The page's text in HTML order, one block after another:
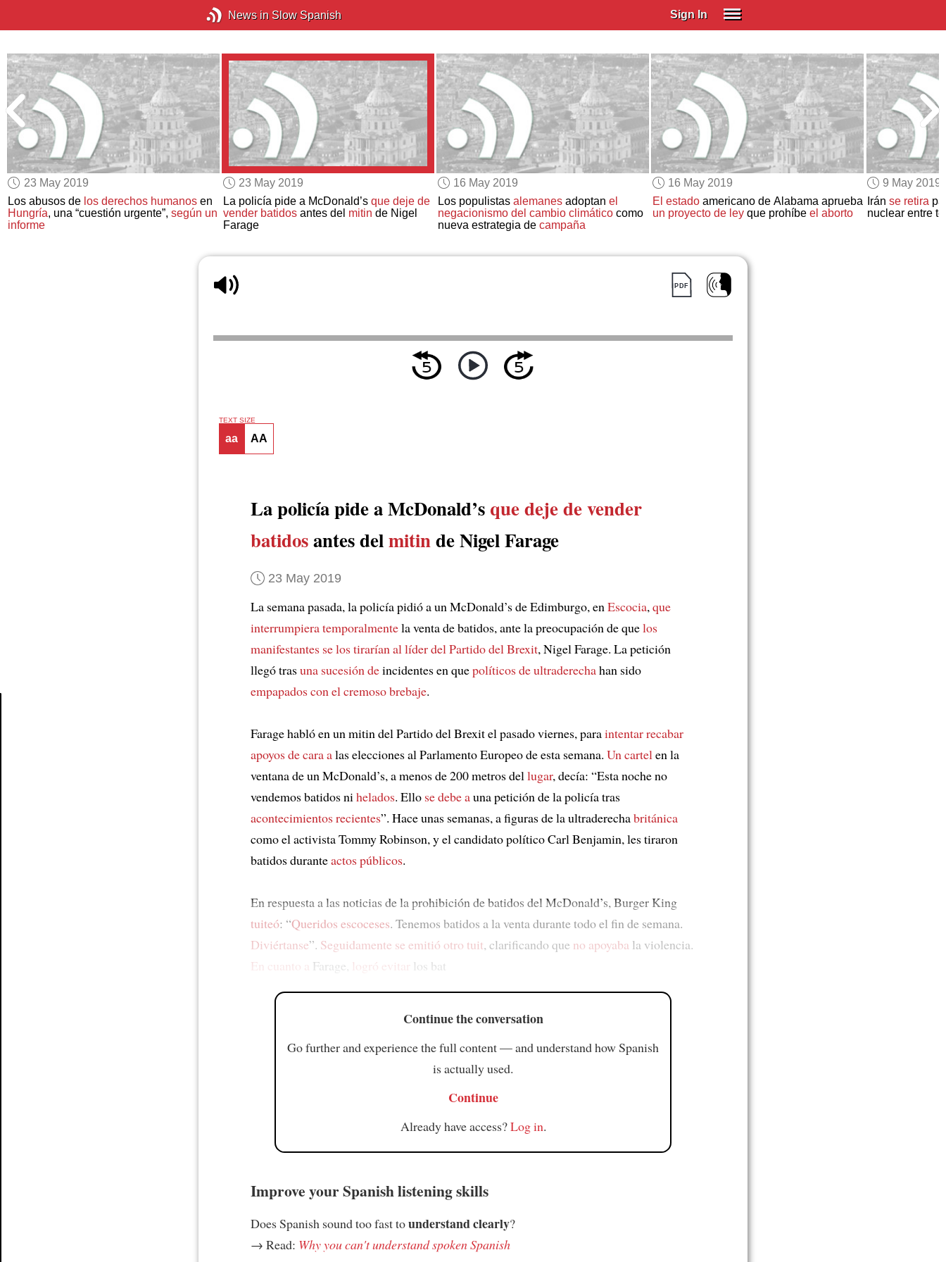
News in Slow Spanish Sign In
Spanish (Spain)
Spanish (Latino)
SUBSCRIBE
EDUCATIONAL LICENSES
GIFT CARDS
OTHER LANGUAGES
ABOUT US
23 May 2019
Los abusos de los derechos humanos en
Hungría, una “cuestión urgente”,según un
informe
23 May 2019
La policía pide a McDonald’s que deje de
vender batidosantes del mitin de Nigel
Farage
16 May 2019
Los populistas alemanesadoptan el
negacionismo del cambio climáticocomo
nueva estrategia de campaña
16 May 2019
El estadoamericano de Alabama aprueba
un proyecto de leyque prohíbe el aborto
9 May 2019
Iránse retira
nuclear entre
TEXT SIZE
aa AA
La policía pide a McDonald’s que deje de vender
batidosantes delmitinde Nigel Farage
23 May 2019
La semana pasada, la policía pidió a un McDonald’s de Edimburgo, enEscocia,que
interrumpiera temporalmentela venta de batidos, ante la preocupación de quelos
manifestantes se los tirarían allíder del Partido del Brexit, Nigel Farage. La petición
llegó trasuna sucesión deincidentes en quepolíticos de ultraderechahan sido
empapados con el cremoso brebaje.
Farage habló en un mitin del Partido del Brexit el pasado viernes, paraintentar recabar
apoyosde cara alas elecciones al Parlamento Europeo de esta semana. Un cartelen la
ventana de un McDonald’s, a menos de 200 metros dellugar, decía: “Esta noche no
vendemos batidos nihelados. Ello se debe auna petición de la policía tras
acontecimientos recientes”. Hace unas semanas, a figuras de la ultraderechabritánica
como el activista Tommy Robinson, y el candidato político Carl Benjamin, les tiraron
batidos duranteactos públicos.
En respuesta a las noticias de la prohibición de batidos del McDonald’s, Burger King
tuiteó: “Queridos escoceses. Tenemos batidos a la venta durante todo el fin de semana.
Diviértanse”. Seguidamente se emitió otro tuit, clarificando que no apoyaba la violencia.
En cuanto a Farage, logró evitar los bat
Continue the conversation
Go further and experience the full content — and understand how Spanish
is actually used.
Continue
Already have access?Log in.
Improve your Spanish listening skills
Does Spanish sound too fast tounderstand clearly?
→ Read: Why you can't understand spoken Spanish